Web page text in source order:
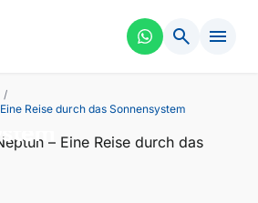
search menu
/
Reise durch das Sonnensystem
das